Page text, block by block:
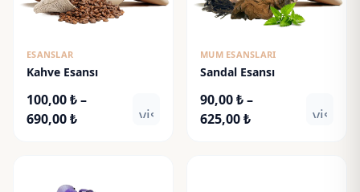
ESANSLAR
Kahve Esansı
100,00₺–
690,00₺Fiyat
visibility
MUM ESANSLARI
Sandal Esansı
90,00₺–
625,00₺Fiyat